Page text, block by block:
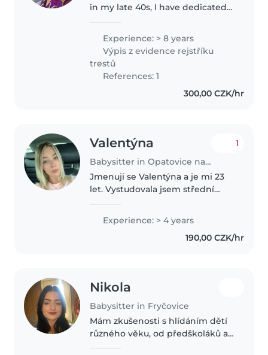
in my late 40s, I have dedicated
children of all ages, from babies
to grade-schoolers. I'm fluent in
English,Czech, and..
Experience: > 8 years
Výpis z evidence rejstříku
trestů
References: 1
300,00 CZK/hr
Valentýna
Babysitter in Opatovice nad Labem
1
Jmenuji se Valentýna a je mi 23
let. Vystudovala jsem střední
Následně jsem dokončila
bakalářské studium učitelství pro
mateřské školy a aktuálně
Experience: > 4 years
190,00 CZK/hr
Nikola
Babysitter in Fryčovice
Mám zkušenosti s hlídáním dětí
různého věku, od předškoláků až